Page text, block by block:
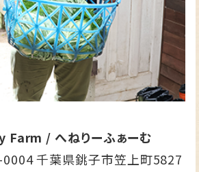
Farm / へねりーふぁーむ
千葉県銚子市笠上町5827